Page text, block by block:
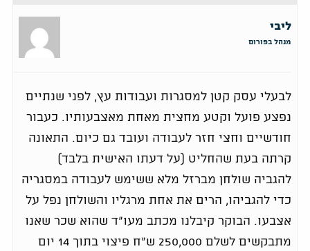
ליבי
מנהל בפורום
לבעלי עסק קטן למסגרות ועבודות עץ, לפני שנתיים
נפצע פועל וקטע מחצית מאחת מאצבעותיו. כעבור
חודשיים וחצי חזר לעבודה ועובד גם כיום. התאונה
קרתה בעת שהחליט (על דעתו האישית בלבד)
להגביה שולחן מברזל מלא ששימש לעבודה במסגריה
כדי להגביהו, הרים את אחת מרגליו והשולחן נפל על
אצבעו. הבוקר קיבלנו מכתב מעו"ד שהוא שכר שאנו
מתבקשים לשלם 250,000 ש"ח פיצוי בתוך 14 יום